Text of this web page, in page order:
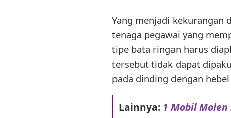
Yang menjadi kekurangan
tenaga pegawai yang
tipe bata ringan harus
tersebut tidak dapat
pada dinding dengan
Lainnya: 1 Mobil